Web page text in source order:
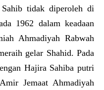
tidak diperoleh di
1962 dalam keadaan
Ahmadiyah Rabwah
gelar Shahid. Pada
Hajira Sahiba putri
Jemaat Ahmadiyah